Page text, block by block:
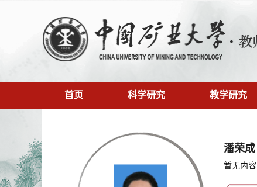
首页 科学研究 教学研究
潘荣成
暂无内容